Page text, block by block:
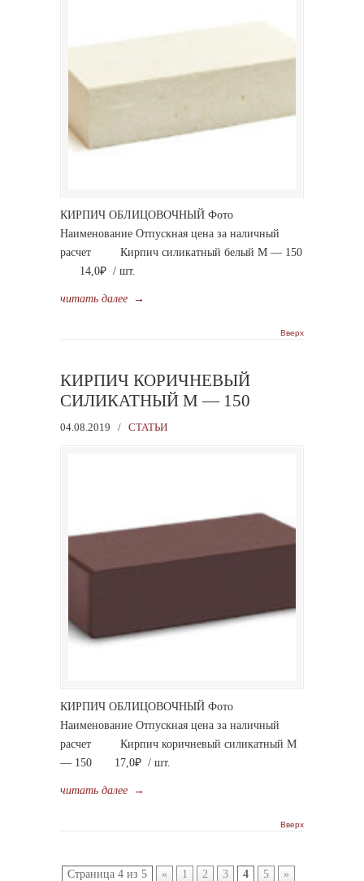
КИРПИЧ ОБЛИЦОВОЧНЫЙ Фото
Наименование Отпускная цена за наличный
расчет Кирпич силикатный белый М — 150
14,0₽ / шт.
читать далее →
Вверх
КИРПИЧ КОРИЧНЕВЫЙ
СИЛИКАТНЫЙ М — 150
04.08.2019 / СТАТЬИ
КИРПИЧ ОБЛИЦОВОЧНЫЙ Фото
Наименование Отпускная цена за наличный
расчет Кирпич коричневый силикатный М
— 150 17,0₽ / шт.
читать далее →
Вверх
Страница 4 из 5 « 1 2 3 4 5 »